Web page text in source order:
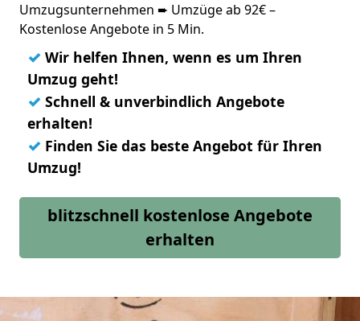
Umzugsunternehmen ➨ Umzüge ab 92€ –
Kostenlose Angebote in 5 Min.
✓ Wir helfen Ihnen, wenn es um Ihren
Umzug geht!
✓ Schnell & unverbindlich Angebote
erhalten!
✓ Finden Sie das beste Angebot für Ihren
Umzug!
blitzschnell kostenlose Angebote
erhalten